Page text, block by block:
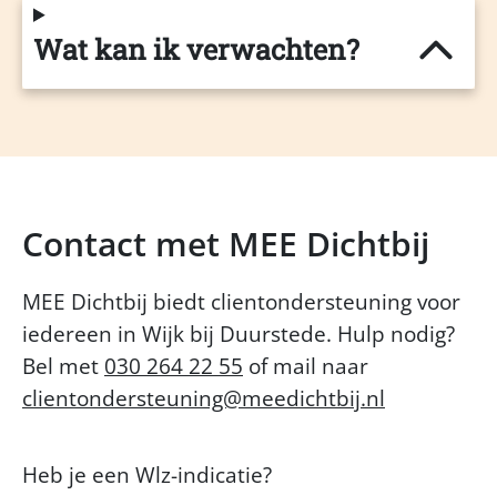
Wat kan ik verwachten?
Contact met MEE Dichtbij
MEE Dichtbij biedt clientondersteuning voor
iedereen in Wijk bij Duurstede. Hulp nodig?
Bel met 030 264 22 55 of mail naar
clientondersteuning@meedichtbij.nl
Heb je een Wlz-indicatie?